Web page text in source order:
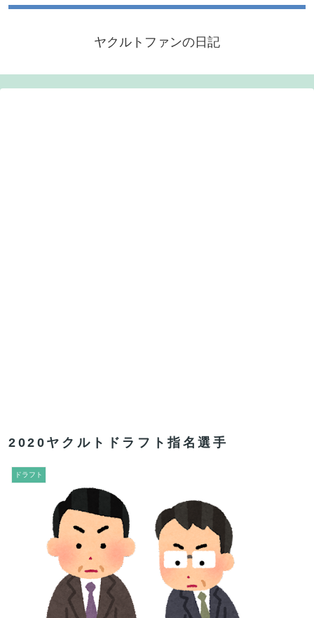
ヤクルトファンの日記
2020ヤクルトドラフト指名選手
ドラフト